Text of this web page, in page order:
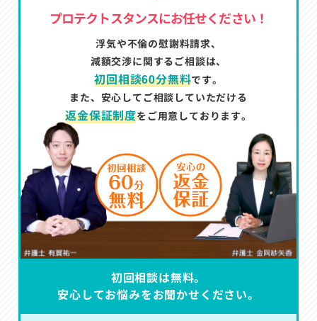
プロテクトスタンスにお任せください！
浮気や不倫の慰謝料請求、
減額交渉に関するご相談は、
初回相談60分無料です。
また、安心してご相談していただける
返金保証制度をご用意しております。
初回相談は無料。
安心してお悩みをお聞かせください。